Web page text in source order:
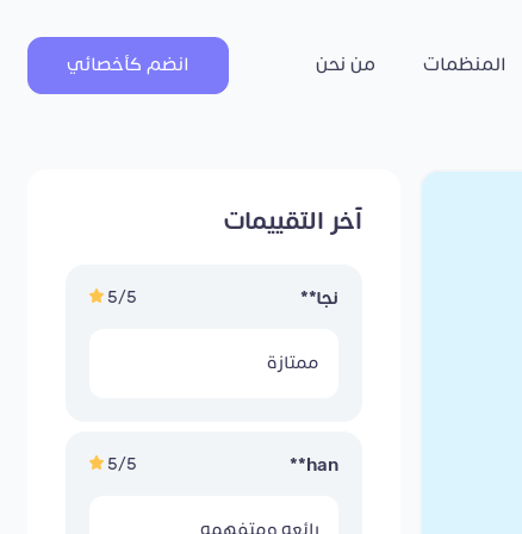
المنظمات من نحن انضم كأخصائي
آخر التقييمات
نجا** 5/5
ممتازة
han**
5/5